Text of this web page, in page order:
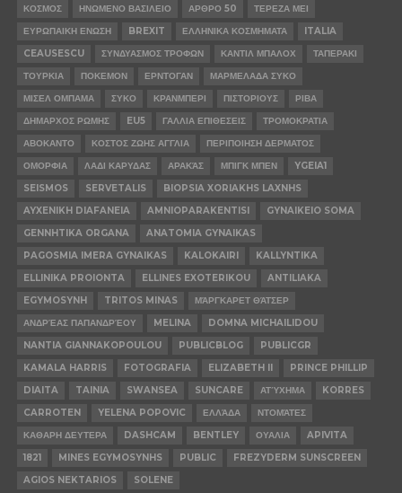
ΚΟΣΜΟΣ
ΗΝΩΜΕΝΟ ΒΑΣΙΛΕΙΟ ΑΡΘΡΟ 50
ΤΕΡΕΖΑ ΜΕΙ
ΕΥΡΩΠΑΙΚΗ ΕΝΩΣΗ
BREXIT ΕΛΛΗΝΙΚΑ ΚΟΣΜΗΜΑΤΑ
ITALIA
CEAUSESCU
ΣΥΝΔΥΑΣΜΟΣ ΤΡΟΦΩΝ ΚΑΝΤΙΛ ΜΠΑΛΟΧ
ΤΑΠΕΡΑΚΙ
ΤΟΥΡΚΙΑ
ΠΟΚΕΜΟΝ ΕΡΝΤΟΓΑΝ
ΜΑΡΜΕΛΑΔΑ ΣΥΚΟ
ΜΙΣΕΛ ΟΜΠΑΜΑ
ΣΥΚΟ ΚΡΑΝΜΠΕΡΙ ΠΙΣΤΟΡΙΟΥΣ
ΡΙΒΑ
ΔΗΜΑΡΧΟΣ ΡΩΜΗΣ
EU5 ΓΑΛΛΙΑ ΕΠΙΘΕΣΕΙΣ
ΤΡΟΜΟΚΡΑΤΙΑ
ΑΒΟΚΑΝΤΟ
ΚΟΣΤΟΣ ΖΩΗΣ ΑΓΓΛΙΑ
ΠΕΡΙΠΟΙΗΣΗ ΔΕΡΜΑΤΟΣ
ΟΜΟΡΦΙΑ
ΛΑΔΙ ΚΑΡΥΔΑΣ ΑΡΑΚΆΣ ΜΠΙΓΚ ΜΠΕΝ
YGEIA1
SEISMOS
SERVETALIS
BIOPSIA XORIAKHS LAXNHS
AYXENIKH DIAFANEIA
AMNIOPARAKENTISI
GYNAIKEIO SOMA
GENNHTIKA ORGANA
ANATOMIA GYNAIKAS
PAGOSMIA IMERA GYNAIKAS
KALOKAIRI
KALLYNTIKA
ELLINIKA PROIONTA
ELLINES EXOTERIKOU
ANTILIAKA
EGYMOSYNH
TRITOS MINAS
ΜΆΡΓΚΑΡΕΤ ΘΆΤΣΕΡ
ΑΝΔΡΈΑΣ ΠΑΠΑΝΔΡΈΟΥ
MELINA
DOMNA MICHAILIDOU
NANTIA GIANNAKOPOULOU
PUBLICBLOG
PUBLICGR
KAMALA HARRIS
FOTOGRAFIA ELIZABETH II
PRINCE PHILLIP
DIAITA
TAINIA SWANSEA SUNCARE ΑΤΎΧΗΜΑ
KORRES
CARROTEN
YELENA POPOVIC ΕΛΛΆΔΑ
ΝΤΟΜΆΤΕΣ
ΚΑΘΑΡΗ ΔΕΥΤΕΡΑ
DASHCAM BENTLEY ΟΥΑΛΙΑ
APIVITA
1821
MINES EGYMOSYNHS PUBLIC
FREZYDERM SUNSCREEN
AGIOS NEKTARIOS
SOLENE